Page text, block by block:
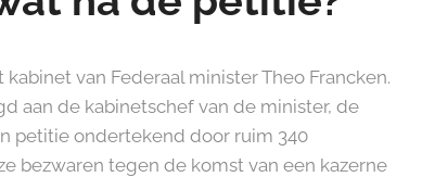
van Federaal minister Theo Francken.
aan de kabinetschef van de minister, de
petitie ondertekend door ruim 340
bezwaren tegen de komst van een kazerne